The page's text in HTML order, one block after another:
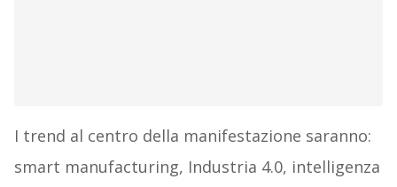
I trend al centro della manifestazione saranno:
smart manufacturing, Industria 4.0, intelligenza